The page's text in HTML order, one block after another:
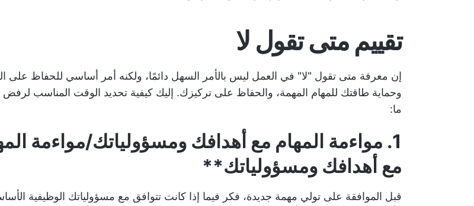
تقييم متى تقول لا
إن معرفة متى تقول "لا" في العمل ليس بالأمر السهل دائمًا، ولكنه أمر أساسي للحفاظ على
وحماية طاقتك للمهام المهمة، والحفاظ على تركيزك. إليك كيفية تحديد الوقت المناسب
ما:
1. مواءمة المهام مع أهدافك ومسؤولياتك
/مواءمة
مع أهدافك ومسؤولياتك**
قبل الموافقة على تولي مهمة جديدة، فكر فيما إذا كانت تتوافق مع مسؤولياتك الوظيفية